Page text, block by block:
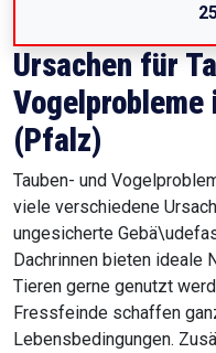
Ursachen für
Vogelprobleme
(Pfalz)
Tauben- und
viele verschiedene
ungesicherte
Dachrinnen bieten ideale
Tieren gerne genutzt
Fressfeinde schaffen
Lebensbedingungen.